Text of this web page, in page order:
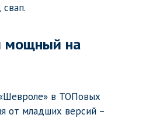
мощный на
в ТОПовых
от младших версий –